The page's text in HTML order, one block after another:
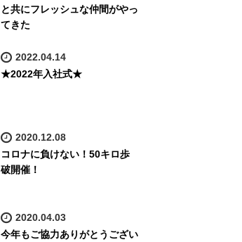
と共にフレッシュな仲間がやっ
てきた
2022.04.14
★2022年入社式★
2020.12.08
コロナに負けない！50キロ歩
破開催！
2020.04.03
今年もご協力ありがとうござい